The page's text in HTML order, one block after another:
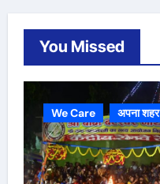
You Missed
We Care अपना शहर